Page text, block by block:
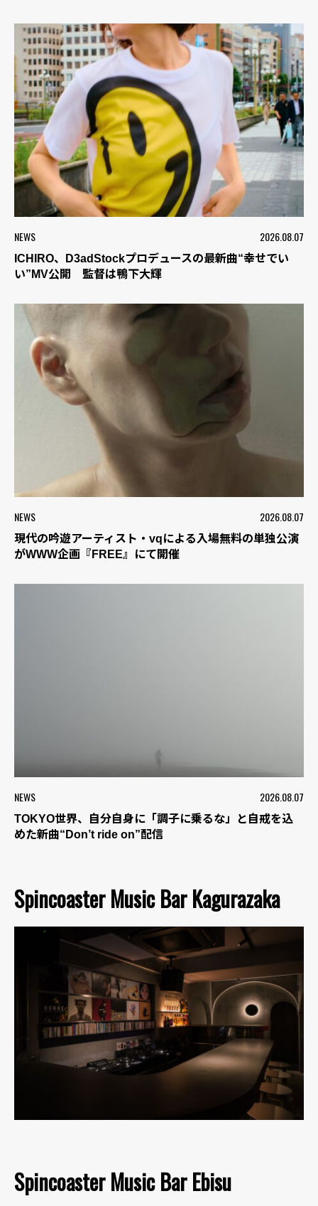
NEWS 2026.08.07
ICHIRO、D3adStockプロデュースの最新曲“幸せでい
い”MV公開 監督は鴨下大輝
NEWS 2026.08.07
現代の吟遊アーティスト・vqによる入場無料の単独公演
がWWW企画『FREE』にて開催
NEWS 2026.08.07
TOKYO世界、自分自身に「調子に乗るな」と自戒を込
めた新曲“Don’t ride on”配信
Spincoaster Music Bar Kagurazaka
Spincoaster Music Bar Ebisu